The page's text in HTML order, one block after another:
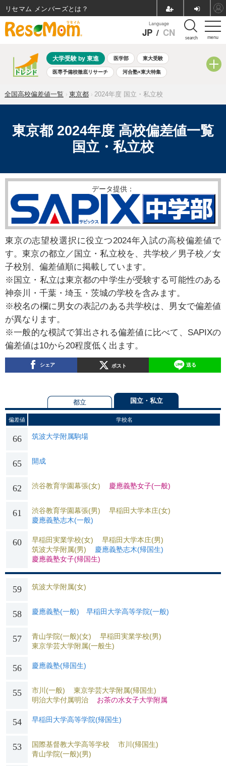
menu
Language
JP / CN search
大学受験 by 東進 医学部 東大受験
医専予備校徹底リサーチ 河合塾×東大特集
共通テスト 夏休み 8月開催学校説明会・相談会
自由研究教材（小学生向け） 自由研究教材（中学生向け）
ランキング
全国高校偏差値一覧 東京都 2024年度 国立・私立校
東京都 2024年度 高校偏差値一覧
国立・私立校
データ提供：
東京の志望校選択に役立つ2024年入試の高校偏差値で
す。東京の都立／国立・私立校を、共学校／男子校／女
子校別、偏差値順に掲載しています。
※国立・私立は東京都の中学生が受験する可能性のある
神奈川・千葉・埼玉・茨城の学校を含みます。
※校名の欄に男女の表記のある共学校は、男女で偏差値
が異なります。
※一般的な模試で算出される偏差値に比べて、SAPIXの
偏差値は10から20程度低く出ます。
シェア ポスト 送る
都立 国立・私立
偏差値 学校名
66 筑波大学附属駒場
65 開成
62 渋谷教育学園幕張(女) 慶應義塾女子(一般)
61 渋谷教育学園幕張(男)
早稲田大学本庄(女)
慶應義塾志木(一般)
60 早稲田実業学校(女)
早稲田大学本庄(男)
筑波大学附属(男)
慶應義塾志木(帰国生)
慶應義塾女子(帰国生)
59 筑波大学附属(女)
58 慶應義塾(一般) 早稲田大学高等学院(一般)
57 青山学院(一般)(女)
早稲田実業学校(男)
東京学芸大学附属(一般生)
56 慶應義塾(帰国生)
55 市川(一般)
東京学芸大学附属(帰国生)
明治大学付属明治
お茶の水女子大学附属
54 早稲田大学高等学院(帰国生)
53 国際基督教大学高等学校
市川(帰国生)
青山学院(一般)(男)
リセマム メンバーズ